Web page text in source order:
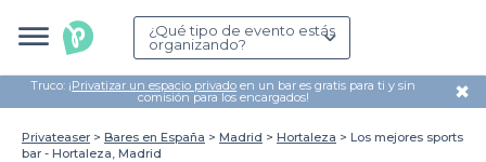
¿Qué tipo de evento estás
organizando?
Truco: ¡Privatizar un espacio privado en un bar es gratis para ti y sin
comisión para los encargados! ✖
Privateaser Bares en España Madrid Hortaleza
Los mejores sports
bar - Hortaleza, Madrid